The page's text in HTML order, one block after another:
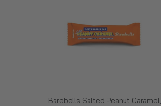
Barebells Salted Peanut Caramel,